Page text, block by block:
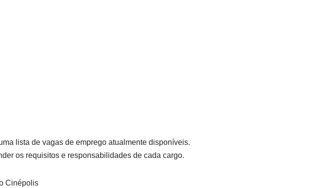
lista de vagas de emprego atualmente disponíveis.
os requisitos e responsabilidades de cada cargo.
Cinépolis